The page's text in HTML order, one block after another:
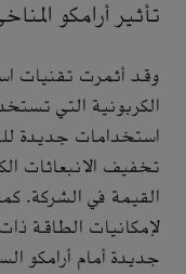
تأثير أرامكو
وقد أثمرت تقنيات
الكربونية التي
استخدامات جديدة
تخفيف الانبعاثات
القيمة في الشركة.
لإمكانيات الطاقة
جديدة أمام أرامكو